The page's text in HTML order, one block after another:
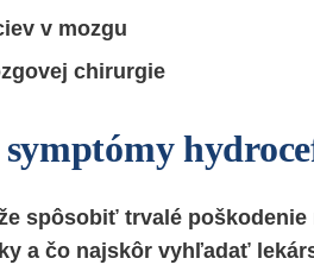
v mozgu
chirurgie
spôsobiť trvalé poškodenie
a čo najskôr vyhľadať